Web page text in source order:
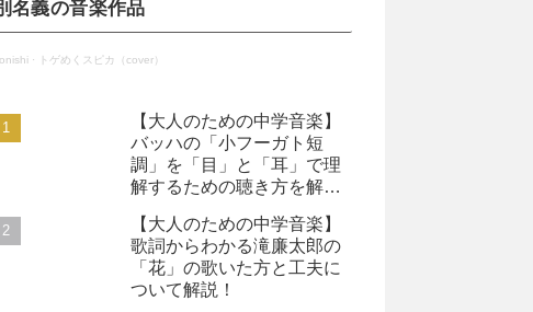
名義の音楽作品
· トゲめくスピカ（cover）
【大人のための中学音楽】
バッハの「小フーガト短
調」を「目」と「耳」で理
解するための聴き方を解説
【大人のための中学音楽】
歌詞からわかる滝廉太郎の
「花」の歌いた方と工夫に
ついて解説！